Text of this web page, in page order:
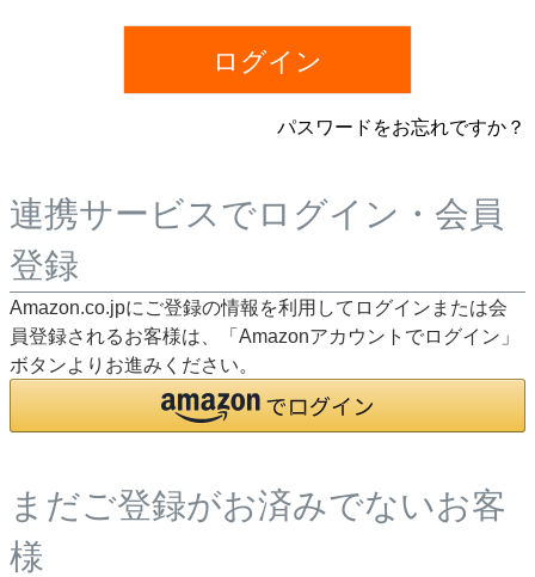
)
ログイン
パスワードをお忘れですか？
連携サービスでログイン・会員
登録
Amazon.co.jpにご登録の情報を利用してログインまたは会
員登録されるお客様は、「Amazonアカウントでログイン」
ボタンよりお進みください。
まだご登録がお済みでないお客
様